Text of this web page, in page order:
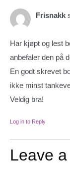
Frisnakk
Har kjøpt og lest
anbefaler den på
En godt skrevet
ikke minst
Veldig bra!
Log in to Reply
Leave